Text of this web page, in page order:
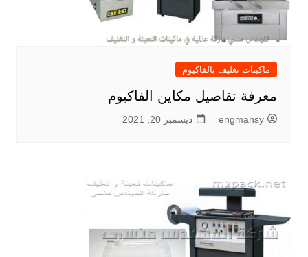
ماكينات تغليف بالفاكيوم
معرفة تفاصيل مكاين الفاكيوم
engmansy ديسمبر 20, 2021